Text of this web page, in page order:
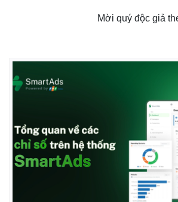
Mời quý độc giả